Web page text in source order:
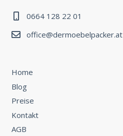
0664 128 22 01
office@dermoebelpacker.at
Home
Blog
Preise
Kontakt
AGB